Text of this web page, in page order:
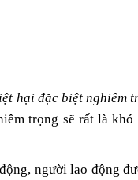
hại đặc biệt nghiêm
trọng sẽ rất là
người lao động